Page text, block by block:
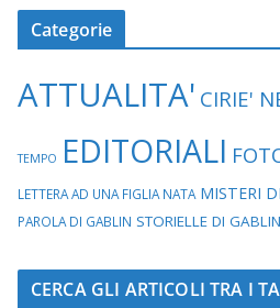
Categorie
ATTUALITA' CIRIE'
TEMPO EDITORIALI
LETTERA AD UNA FIGLIA NATA MISTERI
PAROLA DI GABLIN STORIELLE DI GABLIN
CERCA GLI ARTICOLI TRA I